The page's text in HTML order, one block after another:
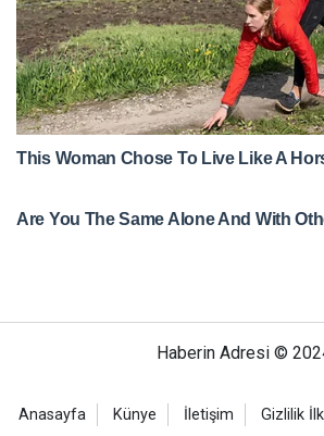
Haberin Adresi ©
Anasayfa Künye İletişim Gizlilik